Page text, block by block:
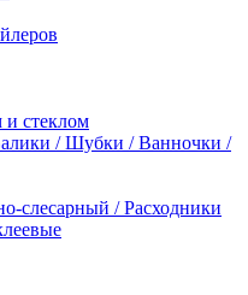
и стеклом
/ Шубки / Ванночки /
слесарный / Расходники